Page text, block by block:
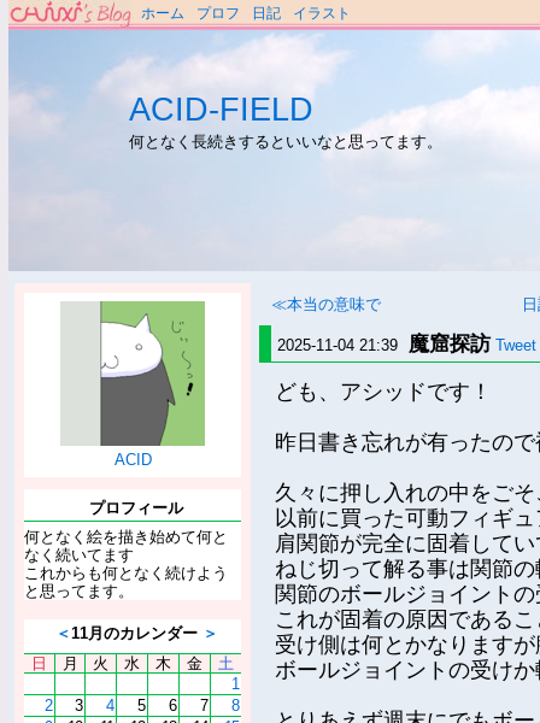
ホーム プロフ 日記 イラスト
ACID-FIELD
何となく長続きするといいなと思ってます。
ACID
プロフィール
何となく絵を描き始めて何と
なく続いてます
これからも何となく続けよう
と思ってます。
＜11月のカレンダー ＞
日
月 火 水 木 金
土
1
2
3 4 5 6 7
8
≪本当の意味で
2025-11-04 21:39 魔窟探訪 Tweet
ども、アシッドです！
昨日書き忘れが有ったの
久々に押し入れの中をご
以前に買った可動フィギ
肩関節が完全に固着して
ねじ切って解る事は関節
関節のボールジョイント
これが固着の原因である
受け側は何とかなります
ボールジョイントの受け